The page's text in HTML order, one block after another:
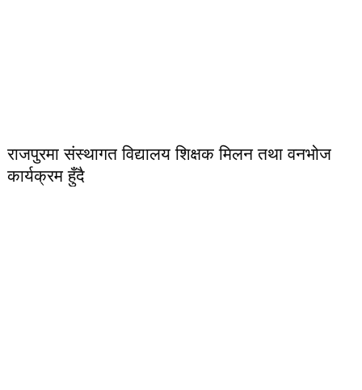
राजपुरमा संस्थागत विद्यालय शिक्षक मिलन तथा वनभोज
कार्यक्रम हुँदै